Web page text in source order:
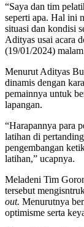
“Saya dan tim
seperti apa. Hal ini
situasi dan kondisi
Adityas usai acara
(19/01/2024)
Menurut Adityas
dinamis dengan
pemainnya untuk
lapangan.
“Harapannya para
latihan di
pengembangan
latihan,” ucapnya.
Meladeni Tim
tersebut
out. Menurutnya
optimisme serta